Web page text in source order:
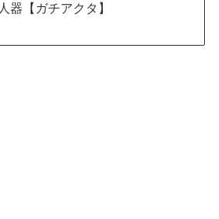
人器【ガチアクタ】